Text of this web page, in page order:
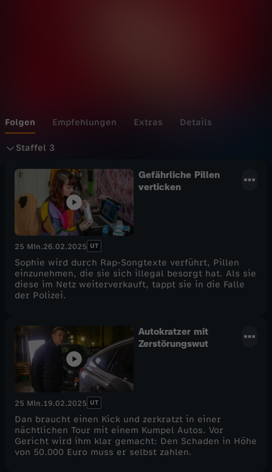
Folgen Empfehlungen Extras Details
Staffel 3
S
Gefährliche Pillen
verticken
25 Min.26.02.2025 UT
Sophie wird durch Rap-Songtexte verführt, Pillen
einzunehmen, die sie sich illegal besorgt hat. Als sie
diese im Netz weiterverkauft, tappt sie in die Falle
der Polizei.
Autokratzer mit
Zerstörungswut
25 Min.19.02.2025 UT
Dan braucht einen Kick und zerkratzt in einer
nächtlichen Tour mit einem Kumpel Autos. Vor
Gericht wird ihm klar gemacht: Den Schaden in Höhe
von 50.000 Euro muss er selbst zahlen.